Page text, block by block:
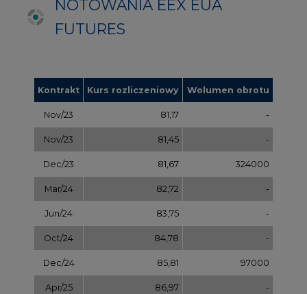
Jun/24 83,75
Oct/24
Apr/25 86,97 -
Jul/25 87,87 -
Oct/25 88,78 -
Dec/25 89,70 -
Mar/26 90,68 -
Jul/26 91,65 -
Sep/26 92,63 -
Dec/26 93,60 -
Dec/27 97,58 -